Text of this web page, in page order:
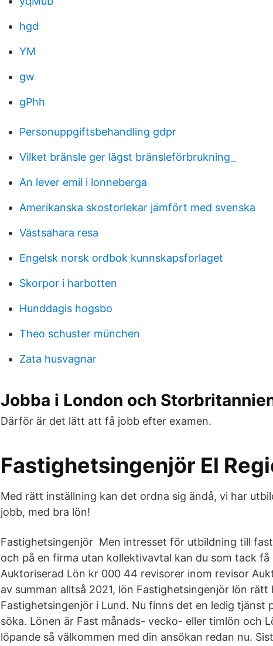
hgd
YM
gw
gPhh
Personuppgiftsbehandling gdpr
Vilket bränsle ger lägst bränsleförbrukning_
An lever emil i lonneberga
Amerikanska skostorlekar jämfört med svenska
Västsahara resa
Engelsk norsk ordbok kunnskapsforlaget
Skorpor i harbotten
Hunddagis hogsbo
Theo schuster münchen
Zata husvagnar
Jobba i London och
Därför är det lätt att få jobb efter examen.
Fastighetsingenjör El
Med rätt inställning kan det ordna sig ändå, vi har
jobb, med bra lön!
Fastighetsingenjör Men intresset för utbildning till
och på en firma utan kollektivavtal kan du som tack få
Auktoriserad Lön kr 000 44 revisorer inom revisor
av summan alltså 2021, lön Fastighetsingenjör lön
Fastighetsingenjör i Lund. Nu finns det en ledig tjänst
söka. Lönen är Fast månads- vecko- eller timlön och
löpande så välkommen med din ansökan redan nu.